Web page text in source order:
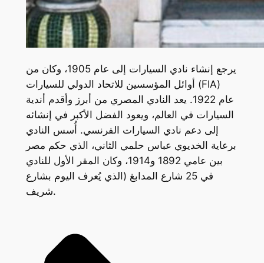
يرجع إنشاء نادي السيارات إلى عام 1905، وكان من
أوائل المؤسسين للاتحاد الدولي للسيارات (FIA)
عام 1922. يعد النادي المصري من أبرز وأقدم أندية
السيارات في العالم، ويعود الفضل الأكبر في إنشائه
إلى دعم نادي السيارات الفرنسي. أُسس النادي
برعاية الخديوي عباس حلمي الثاني، الذي حكم مصر
بين عامي 1892 و1914، وكان المقر الأول للنادي
في 25 شارع المدابغ (الذي يُعرف اليوم بشارع
شريف.